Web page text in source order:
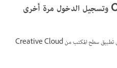
قم بإزالة الملف OPM.db وإعادة تسجيل الدخول إلى تطبيق سطح المكتب من Creative Cloud